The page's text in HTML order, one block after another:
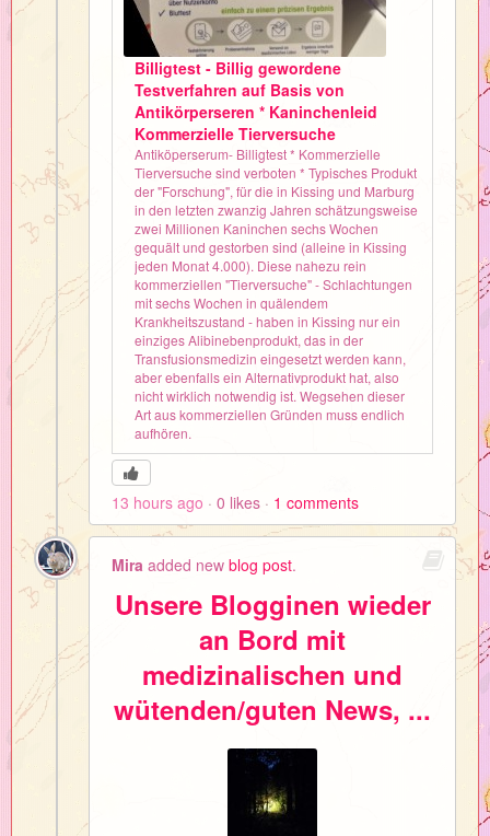
Billigtest - Billig gewordene
Testverfahren auf Basis von
Antikörperseren * Kaninchenleid
Kommerzielle Tierversuche
Antiköperserum- Billigtest * Kommerzielle
Tierversuche sind verboten * Typisches Produkt
der "Forschung", für die in Kissing und Marburg
in den letzten zwanzig Jahren schätzungsweise
zwei Millionen Kaninchen sechs Wochen
gequält und gestorben sind (alleine in Kissing
jeden Monat 4.000). Diese nahezu rein
kommerziellen "Tierversuche" - Schlachtungen
mit sechs Wochen in quälendem
Krankheitszustand - haben in Kissing nur ein
einziges Alibinebenprodukt, das in der
Transfusionsmedizin eingesetzt werden kann,
aber ebenfalls ein Alternativprodukt hat, also
nicht wirklich notwendig ist. Wegsehen dieser
Art aus kommerziellen Gründen muss endlich
aufhören.
13 hours ago 0 likes 1 comments
Mira added new blog post.
Unsere Blogginen wieder
an Bord mit
medizinalischen und
wütenden/guten News, ...